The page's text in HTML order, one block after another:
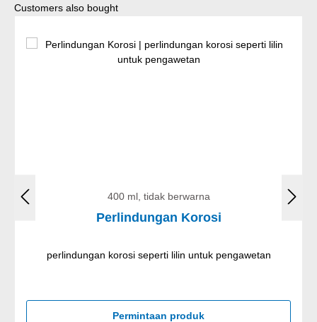
Lewati galeri produk
Customers also bought
400 ml, tidak berwarna
Perlindungan Korosi
perlindungan korosi seperti lilin untuk pengawetan
Permintaan produk